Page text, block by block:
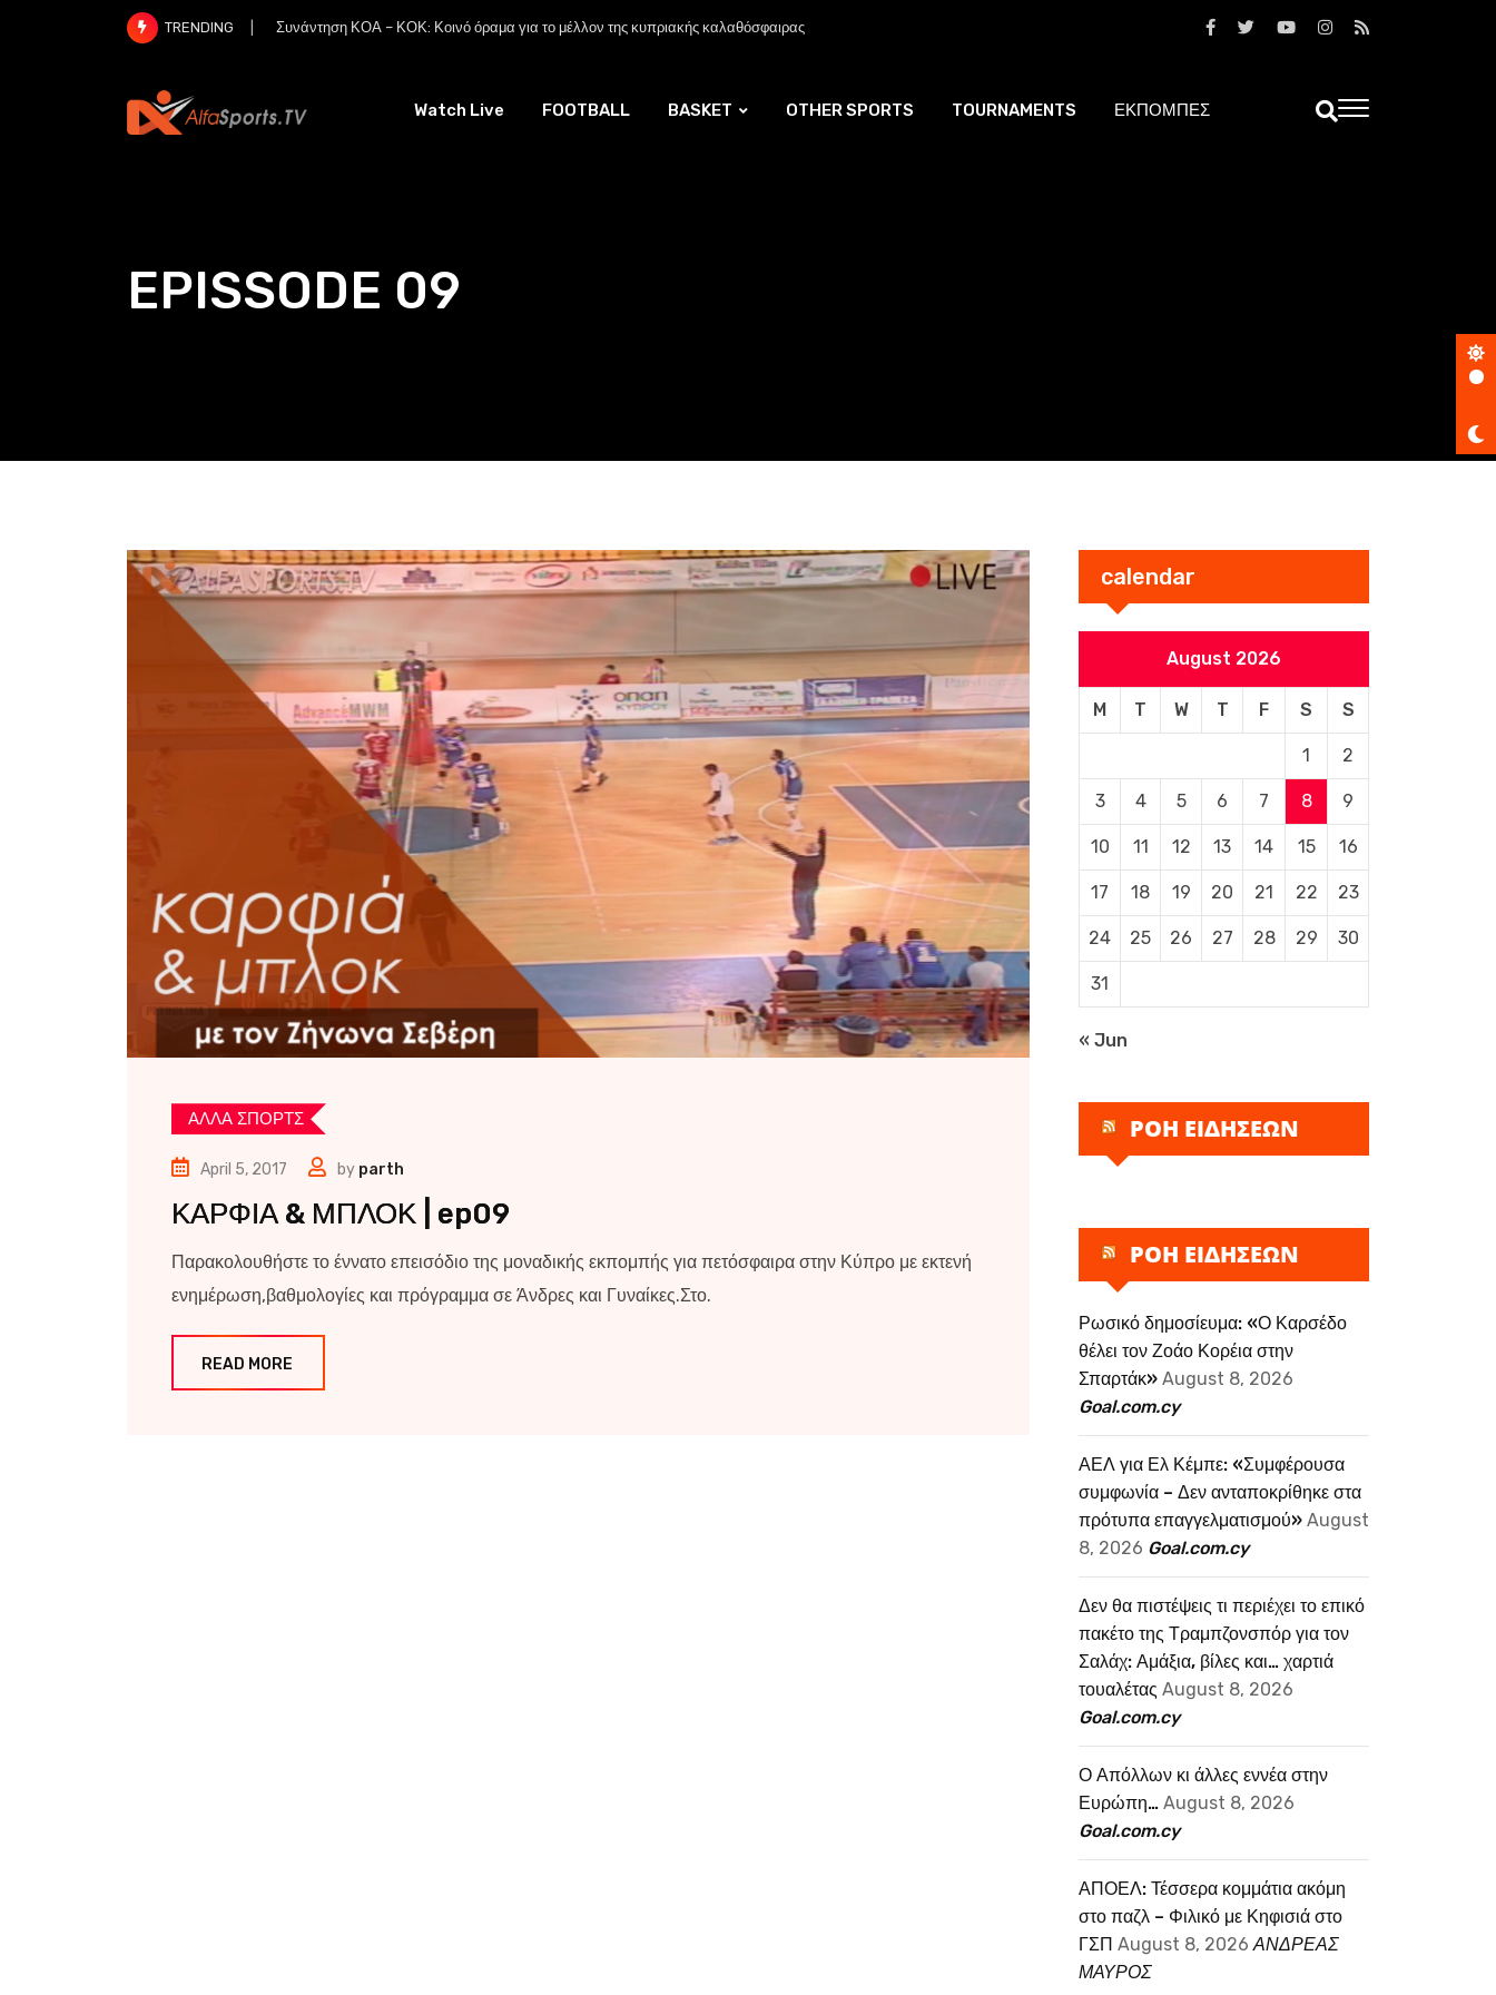
TRENDING Συνάντηση ΚΟΑ – ΚΟΚ: Κοινό όραμα για το μέλλον της κυπριακής καλαθόσφαιρας
Watch Live FOOTBALL BASKET OTHER SPORTS TOURNAMENTS ΕΚΠΟΜΠΕΣ
EPISSODE 09
ΑΛΛΑ ΣΠΟΡΤΣ
April 5, 2017 by parth
ΚΑΡΦΙΑ & ΜΠΛΟΚ | ep09
Παρακολουθήστε το έννατο επεισόδιο της μοναδικής εκπομπής για πετόσφαιρα στην Κύπρο με εκτενή
ενημέρωση,βαθμολογίες και πρόγραμμα σε Άνδρες και Γυναίκες.Στο.
READ MORE
calendar
August 2026
M T W T F S S
1 2
3 4 5 6 7 8 9
10 11 12 13 14 15 16
17 18 19 20 21 22 23
24 25 26 27 28 29 30
31
« Jun
ΡΟΗ ΕΙΔΗΣΕΩΝ
ΡΟΗ ΕΙΔΗΣΕΩΝ
Ρωσικό δημοσίευμα: «Ο Καρσέδο
θέλει τον Ζοάο Κορέια στην
Σπαρτάκ» August 8, 2026
Goal.com.cy
ΑΕΛ για Ελ Κέμπε: «Συμφέρουσα
συμφωνία – Δεν ανταποκρίθηκε στα
πρότυπα επαγγελματισμού» August
8, 2026 Goal.com.cy
Δεν θα πιστέψεις τι περιέχει το επικό
πακέτο της Τραμπζονσπόρ για τον
Σαλάχ: Αμάξια, βίλες και… χαρτιά
τουαλέτας August 8, 2026
Goal.com.cy
Ο Απόλλων κι άλλες εννέα στην
Ευρώπη… August 8, 2026
Goal.com.cy
ΑΠΟΕΛ: Τέσσερα κομμάτια ακόμη
στο παζλ – Φιλικό με Κηφισιά στο
ΓΣΠ August 8, 2026 ΑΝΔΡΕΑΣ
ΜΑΥΡΟΣ